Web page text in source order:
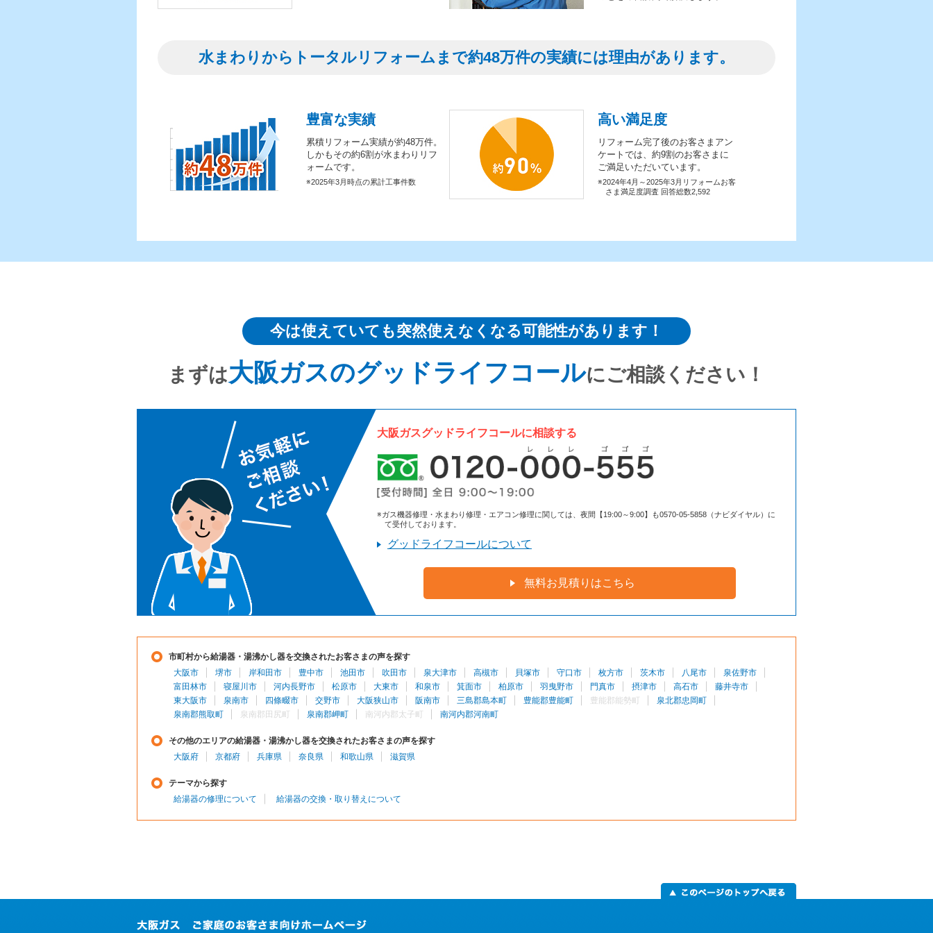
水まわりからトータルリフォームまで約48万件の実績には理由があります。
豊富な実績
累積リフォーム実績が約48万件。
しかもその約6割が水まわりリフ
ォームです。
※2025年3月時点の累計工事件数
高い満足度
リフォーム完了後のお客さまアン
ケートでは、約9割のお客さまに
ご満足いただいています。
※2024年4月～2025年3月リフォームお客
さま満足度調査 回答総数2,592
今は使えていても突然使えなくなる可能性があります！
まずは大阪ガスのグッドライフコールにご相談ください！
大阪ガスグッドライフコールに相談する
※ガス機器修理・水まわり修理・エアコン修理に関しては、夜間【19:00～9:00】も0570-05-5858（ナビダイヤル）に
て受付しております。
グッドライフコールについて
無料お見積りはこちら
市町村から給湯器・湯沸かし器を交換されたお客さまの声を探す
大阪市
堺市 岸和田市 豊中市 池田市 吹田市 泉大津市 高槻市 貝塚市 守口市 枚方市 茨木市 八尾市
泉佐野市
富田林市
寝屋川市 河内長野市 松原市 大東市 和泉市 箕面市 柏原市 羽曳野市 門真市 摂津市 高石市
藤井寺市
東大阪市
泉南市 四條畷市 交野市 大阪狭山市 阪南市 三島郡島本町 豊能郡豊能町 豊能郡能勢町
泉北郡忠岡町
泉南郡熊取町
泉南郡田尻町 泉南郡岬町 南河内郡太子町 南河内郡河南町
その他のエリアの給湯器・湯沸かし器を交換されたお客さまの声を探す
大阪府
京都府 兵庫県 奈良県 和歌山県 滋賀県
テーマから探す
給湯器の修理について
給湯器の交換・取り替えについて